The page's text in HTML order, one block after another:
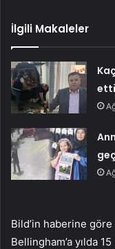
İlgili Makaleler
Bild’in haberine
Bellingham’a yılda